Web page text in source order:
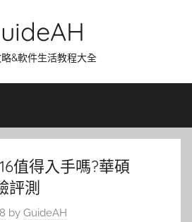
&軟件生活教程大全
值得入手嗎?華碩
評測
by GuideAH